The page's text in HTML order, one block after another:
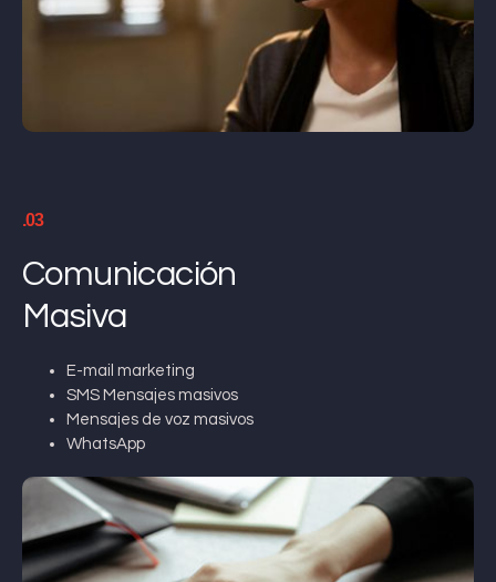
.03
Comunicación
Masiva
E-mail marketing
SMS Mensajes masivos
Mensajes de voz masivos
WhatsApp